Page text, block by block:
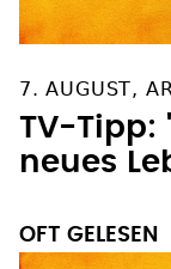
7. AUGUST,
TV-Tipp:
neues
OFT GELESEN